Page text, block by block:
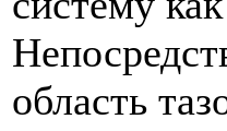
область